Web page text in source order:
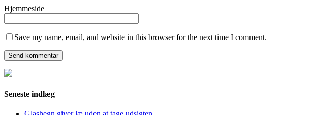
Hjemmeside
Save my name, email, and website in this browser for the next time I comment.
Seneste indlæg